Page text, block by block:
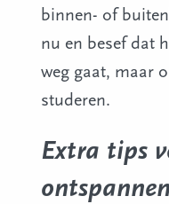
binnen- of
nu en besef dat
weg gaat, maar
studeren.
Extra tips